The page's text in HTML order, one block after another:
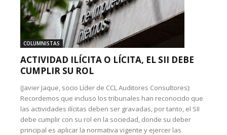
COLUMNISTAS
ACTIVIDAD ILÍCITA O LÍCITA, EL SII DEBE
CUMPLIR SU ROL
(Javier Jaque, socio Líder de CCL Auditores Consultores):
Recordemos que incluso los tribunales han reconocido que
las actividades ilícitas deben ser gravadas, por tanto, el SII
debe cumplir con su rol en la sociedad, donde su deber
principal es aplicar la normativa vigente y ejercer las